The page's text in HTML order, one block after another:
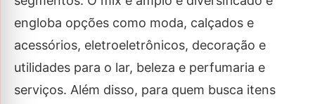
engloba opções como moda, calçados e
acessórios, eletroeletrônicos, decoração e
utilidades para o lar, beleza e perfumaria e
serviços. Além disso, para quem busca itens